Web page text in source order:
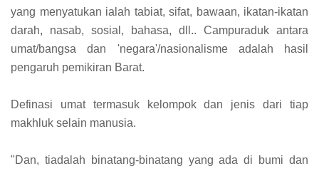
yang menyatukan ialah tabiat, sifat, bawaan, ikatan-ikatan
darah, nasab, sosial, bahasa, dll.. Campuraduk antara
umat/bangsa dan 'negara'/nasionalisme adalah hasil
pengaruh pemikiran Barat.
Definasi umat termasuk kelompok dan jenis dari tiap
makhluk selain manusia.
"Dan, tiadalah binatang-binatang yang ada di bumi dan